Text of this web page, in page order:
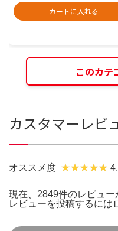
カートに入れる
このカテ
カスタマーレビ
オススメ度
現在、2849件のレビュー
レビューを投稿するには